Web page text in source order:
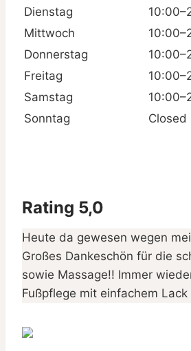
Dienstag
Mittwoch
Donnerstag
Freitag
Samstag
Sonntag
Closed
Rating 5,0
Heute da gewesen wegen
Großes Dankeschön für die
sowie Massage!! Immer
Fußpflege mit einfachem Lack